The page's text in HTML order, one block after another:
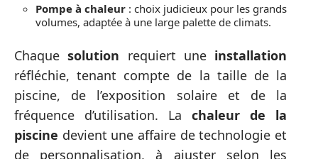
Pompe à chaleur : choix judicieux pour les grands
volumes, adaptée à une large palette de climats.
Chaquesolution requiert une installation
réfléchie, tenant compte de la taille de la
piscine, de l’exposition solaire et de la
fréquence d’utilisation. La chaleur de la
piscine devient une affaire de technologie et
de personnalisation, à ajuster selon les